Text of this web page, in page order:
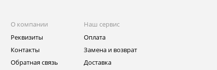
О компании
Реквизиты
Контакты
Обратная связь
Наш сервис
Оплата
Замена и возврат
Доставка